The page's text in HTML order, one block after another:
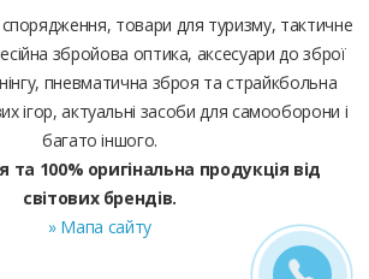
товари для туризму, тактичне
збройова оптика, аксесуари до зброї
пневматична зброя та страйкбольна
ігор, актуальні засоби для самооборони і
багато іншого.
та 100% оригінальна продукція від
світових брендів.
» Мапа сайту